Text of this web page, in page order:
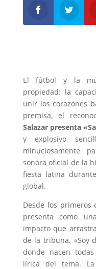
El fútbol y la
propiedad: la
unir los corazones
premisa, el
Salazar presenta
y explosivo
minuciosamente
sonora oficial de la
fiesta latina
global.
Desde los primeros
presenta como
impacto que
de la tribuna. «Soy
donde nacen
lírica del tema.